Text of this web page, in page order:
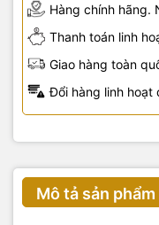
Hàng chính hãng.
Thanh toán linh
Giao hàng toàn
Đổi hàng linh hoạt
Mô tả sản phẩm